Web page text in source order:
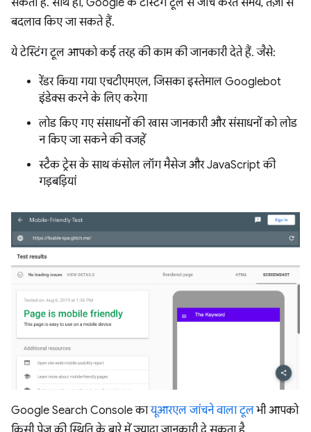
सकता है. साथ ही, Google के टेस्टिंग टूल से जांच करते समय, तेज़ी से
बदलाव किए जा सकते हैं.
ये टेस्टिंग टूल आपको कई तरह की काम की जानकारी देते हैं. जैसे:
रेंडर किया गया एचटीएमएल, जिसका इस्तेमाल Googlebot
इंडेक्स करने के लिए करेगा
लोड किए गए संसाधनों की खास जानकारी और संसाधनों को लोड
न किए जा सकने की वजहें
स्टैक ट्रेस के साथ कंसोल लॉग मैसेज और JavaScript की
गड़बड़ियां
Google Search Console कायूआरएल जांचने वाला टूलभी आपको